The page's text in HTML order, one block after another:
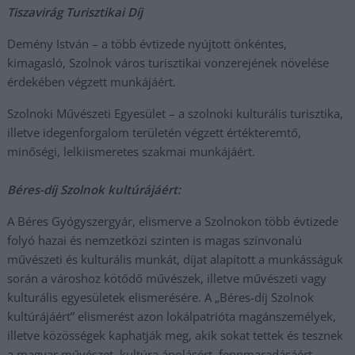
Tiszavirág Turisztikai Díj
Demény István – a több évtizede nyújtott önkéntes,
kimagasló, Szolnok város turisztikai vonzerejének növelése
érdekében végzett munkájáért.
Szolnoki Művészeti Egyesület – a szolnoki kulturális turisztika,
illetve idegenforgalom területén végzett értékteremtő,
minőségi, lelkiismeretes szakmai munkájáért.
Béres-díj Szolnok kultúrájáért:
A Béres Gyógyszergyár, elismerve a Szolnokon több évtizede
folyó hazai és nemzetközi szinten is magas színvonalú
művészeti és kulturális munkát, díjat alapított a munkásságuk
során a városhoz kötődő művészek, illetve művészeti vagy
kulturális egyesületek elismerésére. A „Béres-díj Szolnok
kultúrájáért” elismerést azon lokálpatrióta magánszemélyek,
illetve közösségek kaphatják meg, akik sokat tettek és tesznek